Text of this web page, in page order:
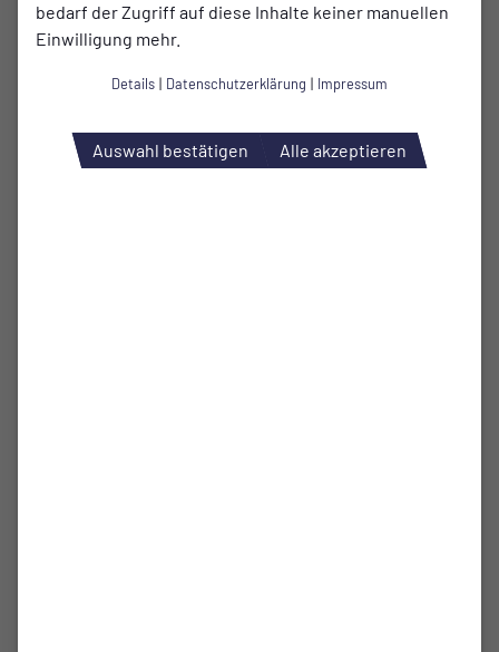
bedarf der Zugriff auf diese Inhalte keiner manuellen
Einwilligung mehr.
Details | Datenschutzerklärung | Impressum
Auswahl bestätigen Alle akzeptieren